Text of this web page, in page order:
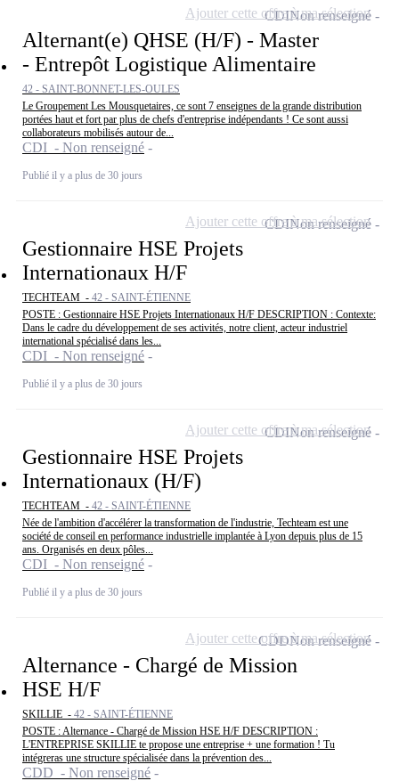
Alternant(e) QHSE (H/F) - Master
- Entrepôt Logistique Alimentaire
42 - SAINT-BONNET-LES-OULES
Le Groupement Les Mousquetaires, ce sont 7 enseignes de la grande distribution
portées haut et fort par plus de chefs d'entreprise indépendants ! Ce sont aussi
collaborateurs mobilisés autour de...
CDI - Non renseigné
Publié il y a plus de 30 jours
CDINon renseigné
Ajouter cette offre à ma sélection
Gestionnaire HSE Projets
Internationaux H/F
TECHTEAM - 42 - SAINT-ÉTIENNE
POSTE : Gestionnaire HSE Projets Internationaux H/F DESCRIPTION : Contexte:
Dans le cadre du développement de ses activités, notre client, acteur industriel
international spécialisé dans les...
CDI - Non renseigné
Publié il y a plus de 30 jours
CDINon renseigné
Ajouter cette offre à ma sélection
Gestionnaire HSE Projets
Internationaux (H/F)
TECHTEAM - 42 - SAINT-ÉTIENNE
Née de l'ambition d'accélérer la transformation de l'industrie, Techteam est une
société de conseil en performance industrielle implantée à Lyon depuis plus de 15
ans. Organisés en deux pôles...
CDI - Non renseigné
Publié il y a plus de 30 jours
CDINon renseigné
Ajouter cette offre à ma sélection
Alternance - Chargé de Mission
HSE H/F
SKILLIE - 42 - SAINT-ÉTIENNE
POSTE : Alternance - Chargé de Mission HSE H/F DESCRIPTION :
L'ENTREPRISE SKILLIE te propose une entreprise + une formation ! Tu
intégreras une structure spécialisée dans la prévention des...
CDD - Non renseigné
CDDNon renseigné
Ajouter cette offre à ma sélection